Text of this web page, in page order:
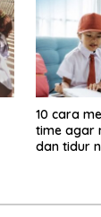
10 cara
time agar
dan tidur